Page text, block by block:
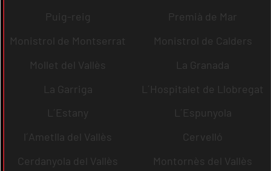
Puig-reig
Premià de Mar
Monistrol de Montserrat
Monistrol de Calders
Mollet del Vallès
La Granada
La Garriga
L´Hospitalet de Llobregat
L´Estany
L´Espunyola
l´Ametlla del Vallès
Cervelló
Cerdanyola del Vallès
Montornès del Vallès